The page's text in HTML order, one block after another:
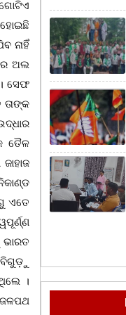
ହୋଇଛି
ନାହିଁ
ଅଲ
ସେଫ
ତାଙ୍କ
ତୈଳ
ଏତେ
ବିଗୁଡ଼ୁ
।
ଜଳପଥ